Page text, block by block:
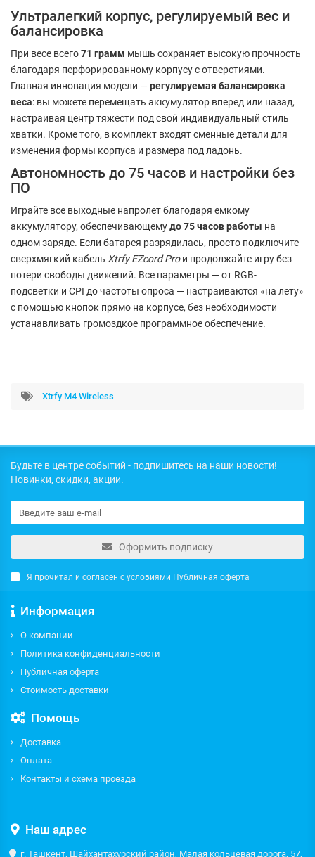
Ультралегкий корпус, регулируемый вес и
балансировка
При весе всего71 грамм мышь сохраняет высокую прочность
благодаря перфорированному корпусу с отверстиями.
Главная инновация модели —регулируемая балансировка
веса: вы можете перемещать аккумулятор вперед или назад,
настраивая центр тяжести под свой индивидуальный стиль
хватки. Кроме того, в комплект входят сменные детали для
изменения формы корпуса и размера под ладонь.
Автономность до 75 часов и настройки без
ПО
Играйте все выходные напролет благодаря емкому
аккумулятору, обеспечивающемудо 75 часов работы на
одном заряде. Если батарея разрядилась, просто подключите
сверхмягкий кабель Xtrfy EZcord Proи продолжайте игру без
потери свободы движений. Все параметры — от RGB-
подсветки и CPI до частоты опроса — настраиваются «на лету»
с помощью кнопок прямо на корпусе, без необходимости
устанавливать громоздкое программное обеспечение.
Xtrfy M4 Wireless
Будьте в центре событий - подпишитесь на наши новости!
Новинки, скидки, акции.
Оформить подписку
Я прочитал и согласен с условиями Публичная оферта
Информация
О компании
Политика конфиденциальности
Публичная оферта
Стоимость доставки
Помощь
Доставка
Оплата
Контакты и схема проезда
Наш адрес
г. Ташкент, Шайхантахурский район, Малая кольцевая дорога, 57,